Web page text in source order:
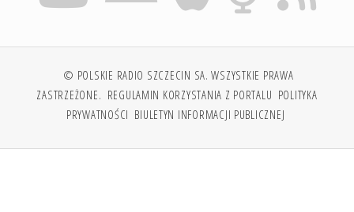
© POLSKIE RADIO SZCZECIN SA. WSZYSTKIE PRAWA
ZASTRZEŻONE. REGULAMIN KORZYSTANIA Z PORTALU POLITYKA
PRYWATNOŚCI BIULETYN INFORMACJI PUBLICZNEJ